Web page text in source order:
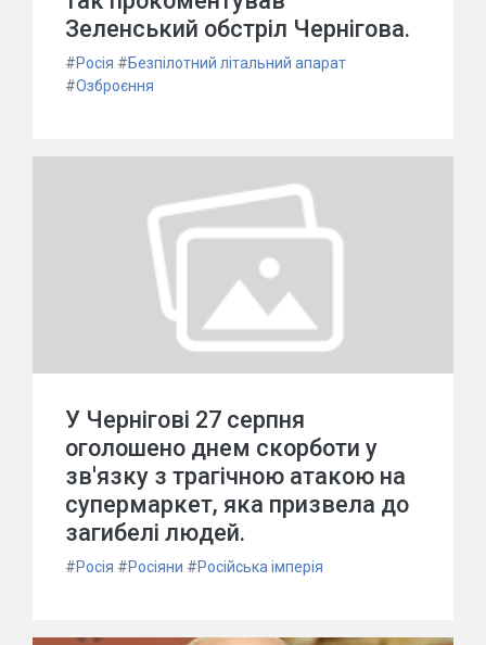
Зеленський обстріл Чернігова.
#Росія #Безпілотний літальний апарат
#Озброєння
У Чернігові 27 серпня
оголошено днем скорботи у
зв'язку з трагічною атакою на
супермаркет, яка призвела до
загибелі людей.
#Росія #Росіяни #Російська імперія